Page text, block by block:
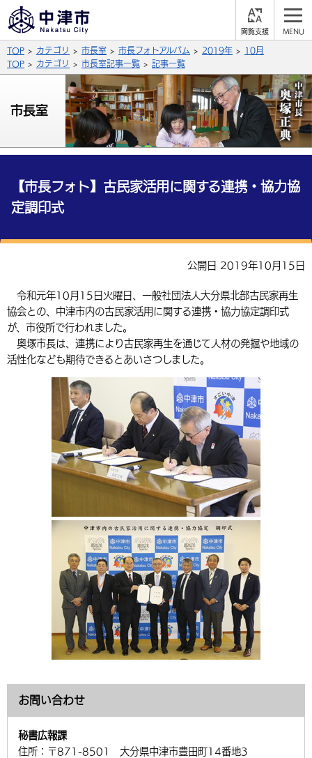
支
背景色
青 白
文字の大きさ
拡大 標準 縮小
英語（English） 中国語（簡体字）
中国語（繁体字） 韓国語（한국어）
組織案内
公式SNS
X (Twitter) YouTube
サイト内検索
総合メニュー
くらしの情報
届出・登録・証明 保険・年金
健康・予防
税金 住宅・インフラ
環境・衛生
選挙 外国人の方向け情報
事業者の方へ
産業・雇用
農林水産業 税金
都市整備
施設情報 子どもを預ける
手当・助成
相談・支援・情報 計画・施策
観光・移住
観光なび
遊ぶ・体験する グルメ・食べる
買う・おみやげ 四季のイベント・祭り
市政情報
中津市について 市役所の紹介
地方創生・地域活性化 広報・広聴
TOP カテゴリ 市長室 市長フォトアルバム 2019年
10月
TOP
カテゴリ 市長室記事一覧 記事一覧
市長室
【市長フォト】古民家活用に関する連携・協力協
定調印式
公開日 2019年10月15日
令和元年10月15日火曜日、一般社団法人大分県北部古民家再生
協会との、中津市内の古民家活用に関する連携・協力協定調印式
が、市役所で行われました。
奥塚市長は、連携により古民家再生を通じて人材の発掘や地域の
活性化なども期待できるとあいさつしました。
お問い合わせ
秘書広報課
住所： 〒871-8501 大分県中津市豊田町14番地3